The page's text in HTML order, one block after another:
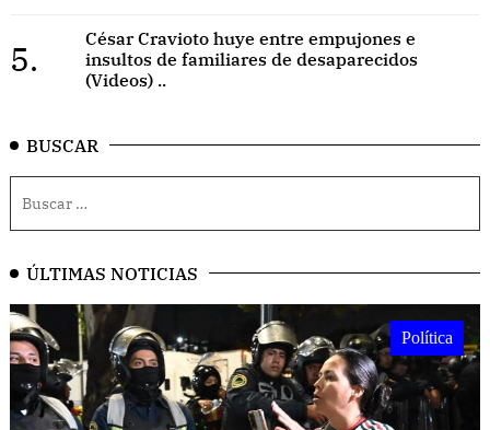
5.
César Cravioto huye entre empujones e
insultos de familiares de desaparecidos
(Videos) ..
BUSCAR
ÚLTIMAS NOTICIAS
Política